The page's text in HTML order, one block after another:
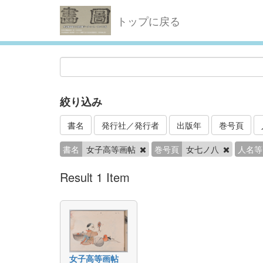
トップに戻る
絞り込み
書名 発行社／発行者 出版年 巻号頁
書名 女子高等画帖 巻号頁 女七ノ八 人名等
Result 1 Item
女子高等画帖